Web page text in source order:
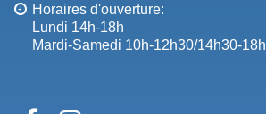
Horaires d'ouverture:
Lundi 14h-18h
Mardi-Samedi 10h-12h30/14h30-18h